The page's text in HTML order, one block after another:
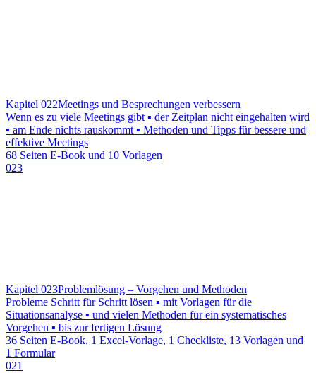
Kapitel 022Meetings und Besprechungen verbessern
Wenn es zu viele Meetings gibt ▪ der Zeitplan nicht eingehalten wird
▪ am Ende nichts rauskommt ▪ Methoden und Tipps für bessere und
effektive Meetings
68 Seiten E-Book und 10 Vorlagen
023
Kapitel 023Problemlösung – Vorgehen und Methoden
Probleme Schritt für Schritt lösen ▪ mit Vorlagen für die
Situationsanalyse ▪ und vielen Methoden für ein systematisches
Vorgehen ▪ bis zur fertigen Lösung
36 Seiten E-Book, 1 Excel-Vorlage, 1 Checkliste, 13 Vorlagen und
1 Formular
021